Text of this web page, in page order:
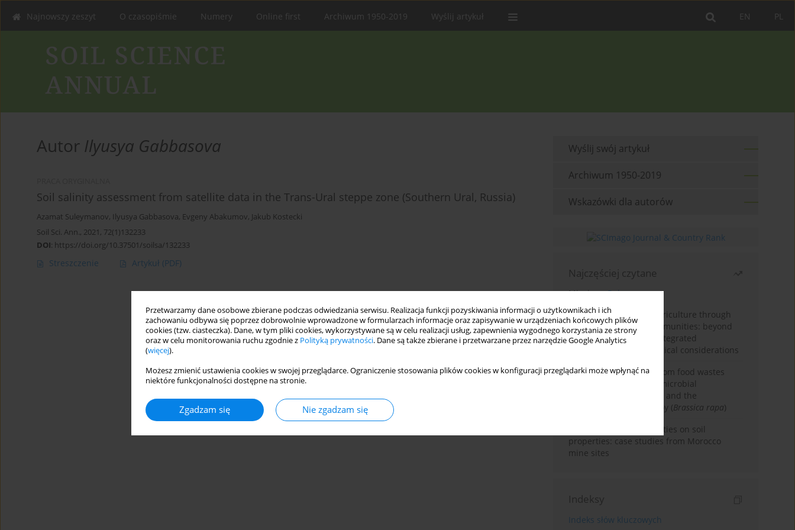
Przetwarzamy dane osobowe zbierane podczas odwiedzania serwisu. Realizacja funkcji pozyskiwania informacji o użytkownikach i ich
zachowaniu odbywa się poprzez dobrowolnie wprowadzone w formularzach informacje oraz zapisywanie w urządzeniach końcowych plików
cookies (tzw. ciasteczka). Dane, w tym pliki cookies, wykorzystywane są w celu realizacji usług, zapewnienia wygodnego korzystania ze strony
oraz w celu monitorowania ruchu zgodnie z Polityką prywatności. Dane są także zbierane i przetwarzane przez narzędzie Google Analytics
(więcej).
Możesz zmienić ustawienia cookies w swojej przeglądarce. Ograniczenie stosowania plików cookies w konfiguracji przeglądarki może wpłynąć na
niektóre funkcjonalności dostępne na stronie.
Zgadzam się Nie zgadzam się
PL
EN
Najnowszy zeszyt O czasopiśmie Numery Online first Archiwum 1950-2019 Wyślij artykuł
Autor Ilyusya Gabbasova
Soil salinity assessment from satellite data in the Trans-Ural steppe zone (Southern Ural, Russia)
Azamat Suleymanov, Ilyusya Gabbasova, Evgeny Abakumov, Jakub Kostecki
Soil Sci. Ann., 2021, 72(1)132233
DOI: https://doi.org/10.37501/soilsa/132233
Streszczenie Artykuł (PDF)
Wyślij swój artykuł
Archiwum 1950-2019
Wskazówki dla autorów
Najczęściej czytane
Miesiąc
Rok
Towards sustainable agriculture through
synthetic microbial communities: beyond
multifunctional roles, integrated
applications, and ecological considerations
Bio-organic fertilizers from food wastes
induce changes in soil microbial
community composition and the
development of bok-choy (Brassica rapa)
Impacts of mining activities on soil
properties: case studies from Morocco
mine sites
Indeksy
Indeks słów kluczowych